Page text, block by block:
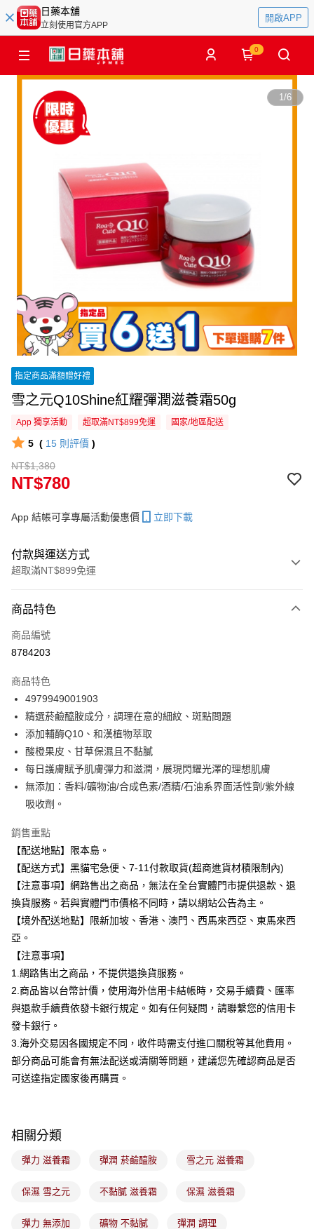
日藥本舖
立刻使用官方APP
開啟APP
0
1/6
指定商品滿額贈好禮
雪之元Q10Shine紅耀彈潤滋養霜50g
App 獨享活動 超取滿NT$899免運 國家/地區配送
5 ( 15 則評價 )
NT$1,380
NT$780
App 結帳可享專屬活動優惠價 立即下載
付款與運送方式
超取滿NT$899免運
信用卡一次付款
信用卡分期付款
合作金庫商業銀行
華南商業銀行
上海商業儲蓄銀行
台北富邦商業銀行
國泰世華商業銀行
臺灣中小企業銀行
匯豐（台灣）商業銀行
華泰商業銀行
聯邦商業銀行
遠東國際商業銀行
元大商業銀行
永豐商業銀行
玉山商業銀行
台灣樂天信用卡公司
LINE Pay
Apple Pay
街口支付
全盈+PAY
大哥付你分期
相關說明
【大哥付你分期使用說明】
1.本服務由台灣大哥大提供，台灣大哥大用戶可立即使用無須另外申請。
2.付款方式選擇「大哥付你分期」，訂單成立後會自動跳轉到大哥付的交易
流程，驗證手機門號後，選擇欲分期的期數、繳款截止日，確認付款後即完
成交易。
3.實際核准額度、可分期數及費用金額請依後續交易確認頁面所載為準。
消。如遇「轉專審核」未通過狀況，表示未達大哥付你分期系統評分，恕無
法說明評估內容。
【繳款方式說明】
1.分期款項不併入電信帳單，「大哥付你分期」於每月結算日後寄送繳費提
醒簡訊。
2.透過簡訊連結打開帳單後，可選擇「超商條碼／台灣大直營門市／銀行轉
帳／街口支付／iPASS MONEY」等通路繳費。
買賣價金債權讓與本公司後，依約使用本公司帳單繳交帳款。
資料（包含姓名、電話或地址）提供予台灣大哥大進項蒐集、處理及利用，
3.完整用戶服務條款，請詳閱以下連結：
https://oppay.tw/userRule
ATM付款
運送方式
全家取貨付款
每筆NT$100，滿NT$899(含以上)免運費
付款後全家取貨
每筆NT$100，滿NT$899(含以上)免運費
7-11取貨付款
每筆NT$100，滿NT$899(含以上)免運費
每筆NT$100，滿NT$899(含以上)免運費
宅配
付款後門市自取
每筆NT$100，滿NT$399(含以上)免運費
商品特色
商品編號
8784203
商品特色
4979949001903
精選菸鹼醯胺成分，調理在意的細紋、斑點問題
添加輔酶Q10、和漢植物萃取
酸橙果皮、甘草保濕且不黏膩
每日護膚賦予肌膚彈力和滋潤，展現閃耀光澤的理想肌膚
無添加：香料/礦物油/合成色素/酒精/石油系界面活性劑/紫外線
吸收劑。
銷售重點
【配送地點】限本島。
【配送方式】黑貓宅急便、7-11付款取貨(超商進貨材積限制內)
【注意事項】網路售出之商品，無法在全台實體門市提供退款、退
換貨服務。若與實體門市價格不同時，請以網站公告為主。
【境外配送地點】限新加坡、香港、澳門、西馬來西亞、東馬來西
亞。
【注意事項】
1.網路售出之商品，不提供退換貨服務。
2.商品皆以台幣計價，使用海外信用卡結帳時，交易手續費、匯率
與退款手續費依發卡銀行規定。如有任何疑問，請聯繫您的信用卡
發卡銀行。
3.海外交易因各國規定不同，收件時需支付進口關稅等其他費用。
部分商品可能會有無法配送或清關等問題，建議您先確認商品是否
可送達指定國家後再購買。
相關分類
彈力 滋養霜 彈潤 菸鹼醯胺 雪之元 滋養霜
保濕 雪之元 不黏膩 滋養霜 保濕 滋養霜
彈力 無添加 礦物 不黏膩 彈潤 調理